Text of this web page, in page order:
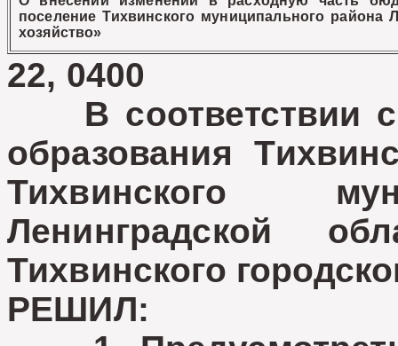
поселение Тихвинского муниципального
хозяйство»
22, 0400
В соответствии с
образования
Тихвинского
Ленинградской
Тихвинского
РЕШИЛ: